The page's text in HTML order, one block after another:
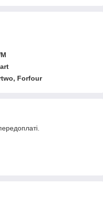
Forfour